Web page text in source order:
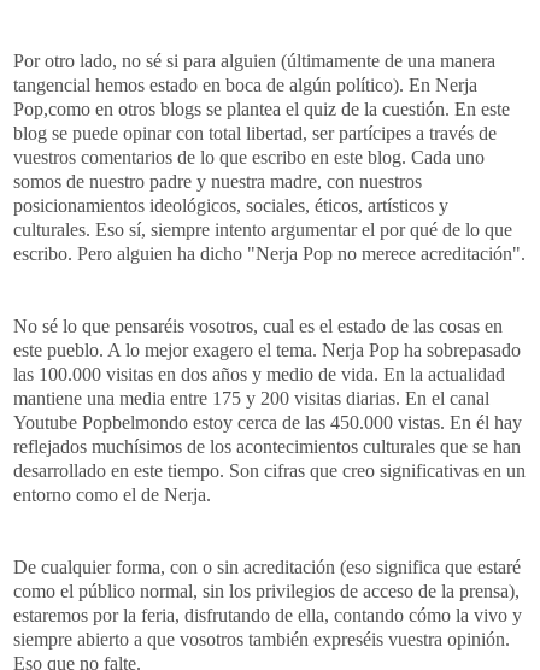
Por otro lado, no sé si para alguien (últimamente de una manera
tangencial hemos estado en boca de algún político). En Nerja
Pop,como en otros blogs se plantea el quiz de la cuestión. En este
blog se puede opinar con total libertad, ser partícipes a través de
vuestros comentarios de lo que escribo en este blog. Cada uno
somos de nuestro padre y nuestra madre, con nuestros
posicionamientos ideológicos, sociales, éticos, artísticos y
culturales. Eso sí, siempre intento argumentar el por qué de lo que
escribo. Pero alguien ha dicho "Nerja Pop no merece acreditación".
No sé lo que pensaréis vosotros, cual es el estado de las cosas en
este pueblo. A lo mejor exagero el tema. Nerja Pop ha sobrepasado
las 100.000 visitas en dos años y medio de vida. En la actualidad
mantiene una media entre 175 y 200 visitas diarias. En el canal
Youtube Popbelmondo estoy cerca de las 450.000 vistas. En él hay
reflejados muchísimos de los acontecimientos culturales que se han
desarrollado en este tiempo. Son cifras que creo significativas en un
entorno como el de Nerja.
De cualquier forma, con o sin acreditación (eso significa que estaré
como el público normal, sin los privilegios de acceso de la prensa),
estaremos por la feria, disfrutando de ella, contando cómo la vivo y
siempre abierto a que vosotros también expreséis vuestra opinión.
Eso que no falte.